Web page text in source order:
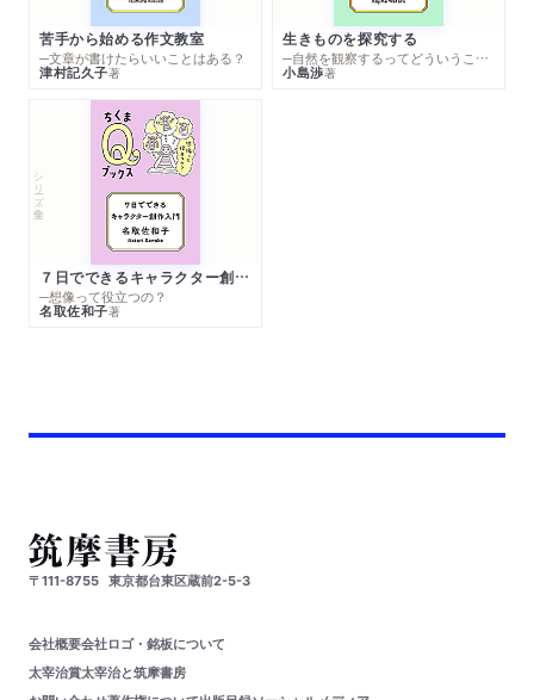
苦手から始める作文教室
─文章が書けたらいいことはある？
津村記久子著
生きものを探究する
─自然を観察するってどういうこと？
小島渉著
シリーズ・全集
７日でできるキャラクター創作入門
─想像って役立つの？
名取佐和子著
〒111-8755 東京都台東区蔵前2-5-3
会社概要会社ロゴ・銘板について
太宰治賞太宰治と筑摩書房